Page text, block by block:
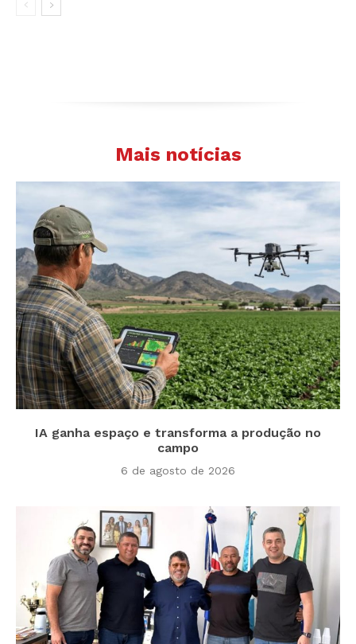
Mais notícias
IA ganha espaço e transforma a produção no
campo
6 de agosto de 2026